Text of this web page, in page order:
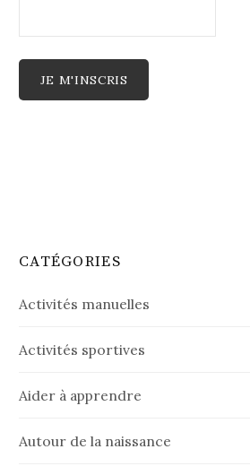
CATÉGORIES
Activités manuelles
Activités sportives
Aider à apprendre
Autour de la naissance